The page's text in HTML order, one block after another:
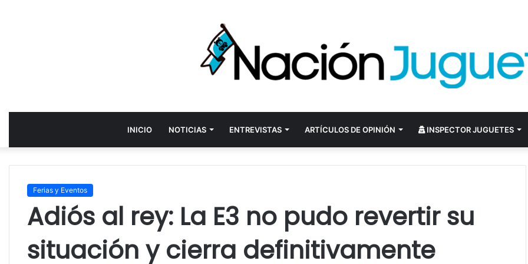
INICIO NOTICIAS ENTREVISTAS ARTÍCULOS DE OPINIÓN INSPECTOR JUGUETES
Ferias y Eventos
Adiós al rey: La E3 no pudo revertir su
situación y cierra definitivamente